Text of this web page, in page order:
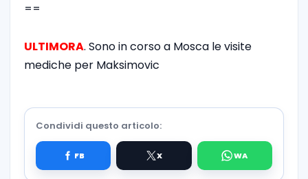
==
ULTIMORA. Sono in corso a Mosca le visite
mediche per Maksimovic
Condividi questo articolo: